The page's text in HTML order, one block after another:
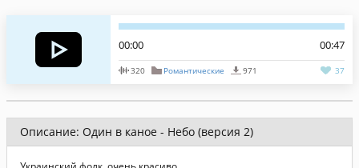
00:00 00:47
320 Романтические 971 37
Описание: Один в каное - Небо (версия 2)